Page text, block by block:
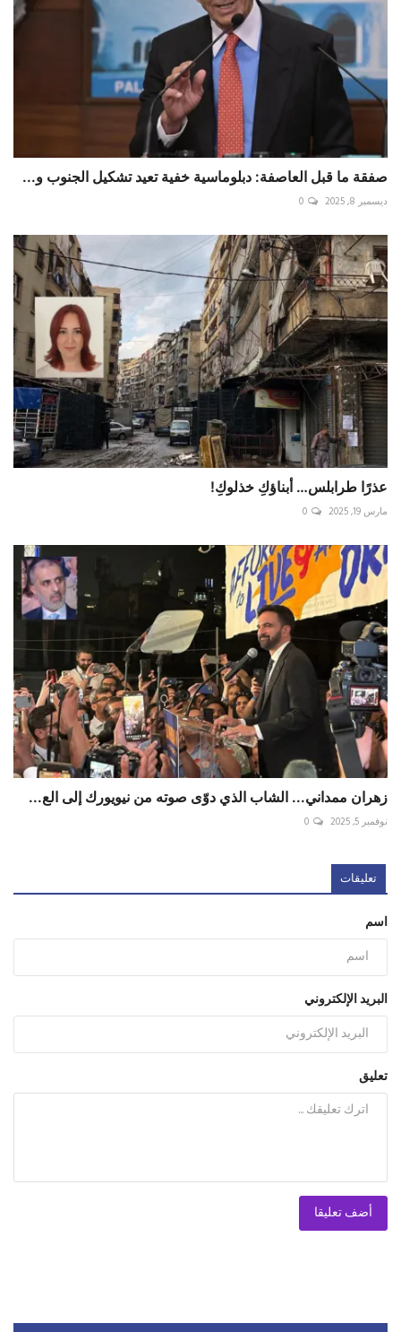
صفقة ما قبل العاصفة: دبلوماسية خفية تعيد تشكيل الجنوب و...
ديسمبر 8, 2025 0
عذرًا طرابلس… أبناؤكِ خذلوكِ!
مارس 19, 2025 0
زهران ممداني... الشاب الذي دوّى صوته من نيويورك إلى الع...
نوفمبر 5, 2025 0
تعليقات
اسم
البريد الإلكتروني
تعليق
أضف تعليقا